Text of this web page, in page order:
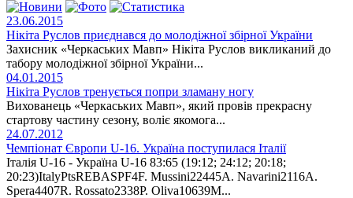
23.06.2015
Нікіта Руслов приєднався до молодіжної збірної України
Захисник «Черкаських Мавп» Нікіта Руслов викликаний до
табору молодіжної збірної України...
04.01.2015
Нікіта Руслов тренується попри зламану ногу
Вихованець «Черкаських Мавп», який провів прекрасну
стартову частину сезону, воліє якомога...
24.07.2012
Чемпіонат Європи U-16. Україна поступилася Італії
Італія U-16 - Україна U-16 83:65 (19:12; 24:12; 20:18;
20:23)ItalyPtsREBASPF4F. Mussini22445A. Navarini2116A.
Spera4407R. Rossato2338P. Oliva10639M...